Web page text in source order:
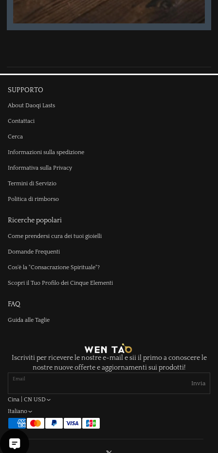
SUPPORTO
About Daoqi Lasts
Contattaci
Cerca
Informazioni sulla spedizione
Informativa sulla Privacy
Termini di Servizio
Politica di rimborso
Ricerche popolari
Come prendersi cura dei tuoi gioielli
Domande Frequenti
Cos'è la "Consacrazione Spirituale"?
Scopri il Tuo Profilo dei Cinque Elementi
FAQ
Guida alle Taglie
Iscriviti per ricevere le nostre e-mail e sii il primo a conoscere le
nostre nuove offerte e aggiornamenti sui prodotti!
Email
Invia
Cina | CN USD
Italiano